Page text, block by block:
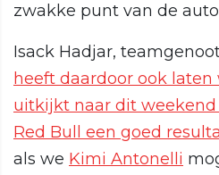
zwakke punt van de
Isack Hadjar,
heeft daardoor ook
uitkijkt naar dit
Red Bull een goed
als we Kimi Antonelli